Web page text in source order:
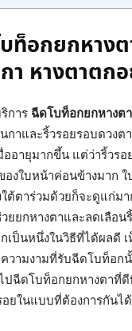
ท็อกยกหาง
หางตาตกอ
การ ฉีดโบท็อกยกหางต
าและริ้วรอยรอบดวงต
อายุมากขึ้น แต่ว่าริ้วร
องใบหน้าค่อนข้างมาก
ใต้ตาร่วมด้วยก็จะดูแก่ม
ยกหางตาและลดเลือน
ป็นหนึ่งในวิธีที่ได้ผลดี เ
วามงามที่รับฉีดโบท็อก
ปฉีดโบท็อกยกหางตาที่
อยในแบบที่ต้องการกันไ